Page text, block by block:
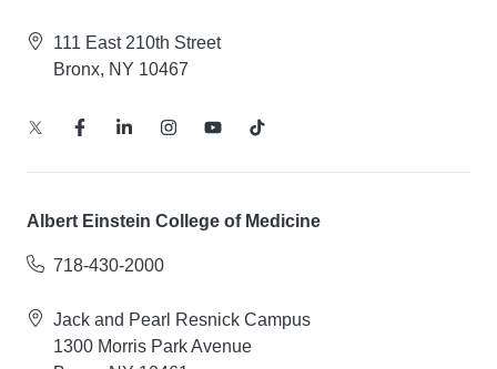
111 East 210th Street
Bronx, NY 10467
Albert Einstein College of Medicine
718-430-2000
Jack and Pearl Resnick Campus
1300 Morris Park Avenue